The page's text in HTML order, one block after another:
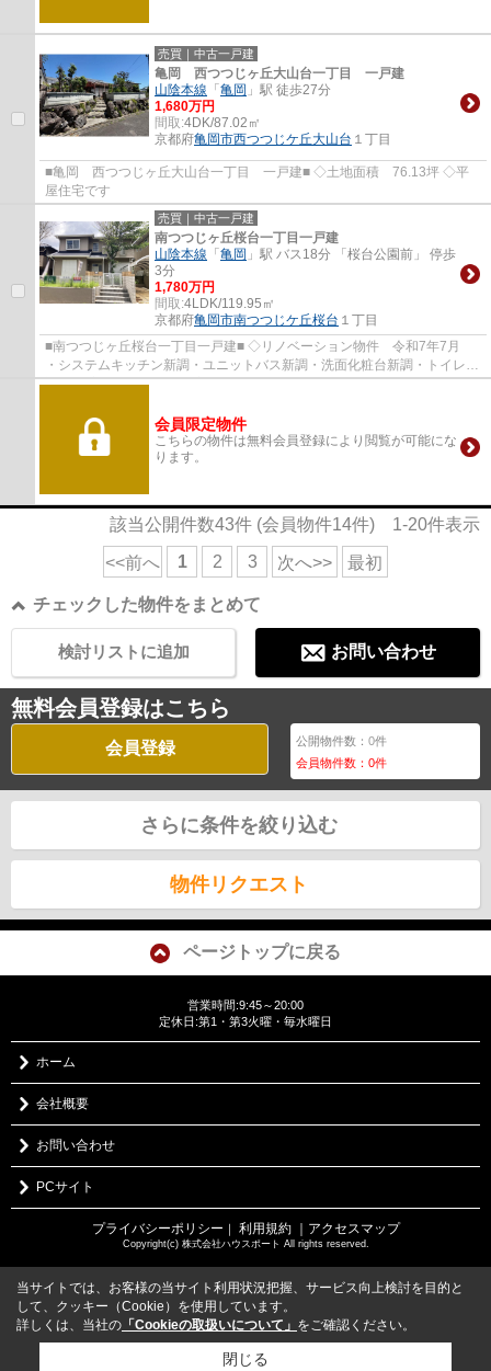
売買｜中古一戸建
亀岡 西つつじヶ丘大山台一丁目 一戸建
山陰本線 「亀岡 」駅 徒歩27分
1,680万円
間取:4DK/87.02㎡
京都府亀岡市西つつじケ丘大山台 １丁目
■亀岡 西つつじヶ丘大山台一丁目 一戸建■ ◇土地面積 76.13坪 ◇平
屋住宅です
売買｜中古一戸建
南つつじヶ丘桜台一丁目一戸建
山陰本線 「亀岡 」駅 バス18分 「桜台公園前」 停歩
3分
1,780万円
間取:4LDK/119.95㎡
京都府亀岡市南つつじケ丘桜台 １丁目
■南つつじヶ丘桜台一丁目一戸建■ ◇リノベーション物件 令和7年7月
・システムキッチン新調・ユニットバス新調・洗面化粧台新調・トイレ新
調 ・全室クロス張替・全室フローリング張...
会員限定物件
こちらの物件は無料会員登録により閲覧が可能にな
ります。
該当公開件数43件 (会員物件14件) 1-20件表示
<<前へ 1 2 3 次へ>> 最初
チェックした物件をまとめて
お問い合わせ
検討リストに追加
無料会員登録はこちら
会員登録 公開物件数：0件
会員物件数：0件
さらに条件を絞り込む
物件リクエスト
ページトップに戻る
営業時間:9:45～20:00
定休日:第1・第3火曜・毎水曜日
ホーム
会社概要
お問い合わせ
PCサイト
プライバシーポリシー ｜ 利用規約 ｜アクセスマップ
Copyright(c) 株式会社ハウスポート All rights reserved.
当サイトでは、お客様の当サイト利用状況把握、サービス向上検討を目的と
して、クッキー（Cookie）を使用しています。
詳しくは、当社の 「Cookieの取扱いについて」 をご確認ください。
閉じる